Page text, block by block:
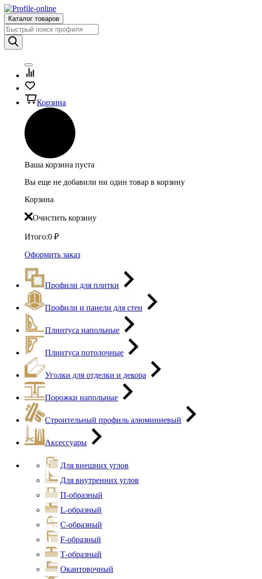
Каталог товаров
Корзина
Ваша корзина пуста
Вы еще не добавили ни один товар в корзину
Корзина
Очистить корзину
Итого:0 ₽
Оформить заказ
Профили для плитки
Профили и панели для стен
Плинтуса напольные
Плинтуса потолочные
Уголки для отделки и декора
Порожки напольные
Строительный профиль алюминиевый
Аксессуары
Для внешних углов
Для внутренних углов
П-образный
L-образный
С-образный
F-образный
Т-образный
Окантовочный